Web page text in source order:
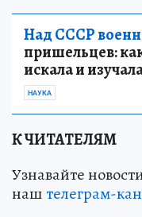
Над СССР
пришельцев:
искала и
НАУКА
К ЧИТАТЕЛЯМ
Узнавайте
наштелеграм-